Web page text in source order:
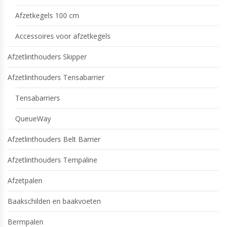
Afzetkegels 100 cm
Accessoires voor afzetkegels
Afzetlinthouders Skipper
Afzetlinthouders Tensabarrier
Tensabarriers
QueueWay
Afzetlinthouders Belt Barrier
Afzetlinthouders Tempaline
Afzetpalen
Baakschilden en baakvoeten
Bermpalen